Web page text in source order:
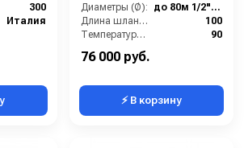
300
Италия
Диаметры (Ø):
до 80м 1/2",до 100м 3/8
Длина шланга ВД (м):
100
Температура (°C):
90
76 000 руб.
⚡ В корзину